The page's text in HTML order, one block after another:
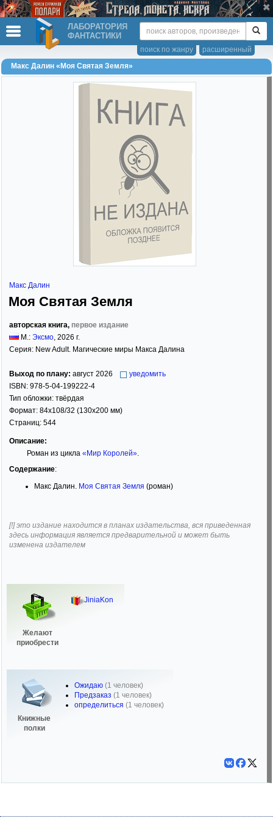
ЛАБОРАТОРИЯ
ФАНТАСТИКИ
расширенный
поиск по жанру
Макс Далин «Моя Святая Земля»
Макс Далин
Моя Святая Земля
авторская книга, первое издание
М.: Эксмо, 2026 г.
Серия: New Adult. Магические миры Макса Далина
Выход по плану: август 2026
уведомить
ISBN: 978-5-04-199222-4
Тип обложки: твёрдая
Формат: 84x108/32 (130x200 мм)
Страниц: 544
Описание:
Роман из цикла «Мир Королей».
Содержание:
Макс Далин. Моя Святая Земля (роман)
[!] это издание находится в планах издательства, вся приведенная
здесь информация является предварительной и может быть
изменена издателем
Желают
приобрести
JiniaKon
Книжные
полки
Ожидаю (1 человек)
Предзаказ (1 человек)
определиться (1 человек)